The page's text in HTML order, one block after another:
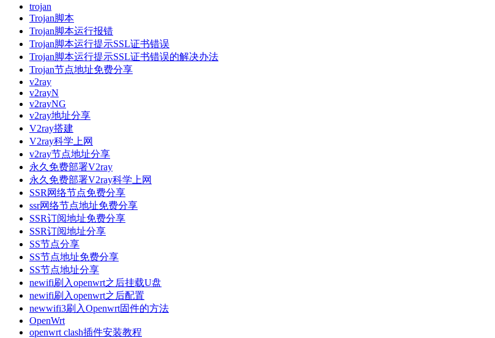
trojan
Trojan脚本
Trojan脚本运行报错
Trojan脚本运行提示SSL证书错误
Trojan脚本运行提示SSL证书错误的解决办法
Trojan节点地址免费分享
v2ray
v2rayN
v2rayNG
v2ray地址分享
V2ray搭建
V2ray科学上网
v2ray节点地址分享
永久免费部署V2ray
永久免费部署V2ray科学上网
SSR网络节点免费分享
ssr网络节点地址免费分享
SSR订阅地址免费分享
SSR订阅地址分享
SS节点分享
SS节点地址免费分享
SS节点地址分享
newifi刷入openwrt之后挂载U盘
newifi刷入openwrt之后配置
newwifi3刷入Openwrt固件的方法
OpenWrt
openwrt clash插件安装教程